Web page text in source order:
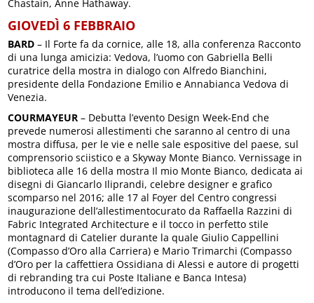
Chastain, Anne Hathaway.
GIOVEDÌ 6 FEBBRAIO
BARD – Il Forte fa da cornice, alle 18, alla conferenza Racconto
di una lunga amicizia: Vedova, l’uomo con Gabriella Belli
curatrice della mostra in dialogo con Alfredo Bianchini,
presidente della Fondazione Emilio e Annabianca Vedova di
Venezia.
COURMAYEUR – Debutta l’evento Design Week-End che
prevede numerosi allestimenti che saranno al centro di una
mostra diffusa, per le vie e nelle sale espositive del paese, sul
comprensorio sciistico e a Skyway Monte Bianco. Vernissage in
biblioteca alle 16 della mostra Il mio Monte Bianco, dedicata ai
disegni di Giancarlo Iliprandi, celebre designer e grafico
scomparso nel 2016; alle 17 al Foyer del Centro congressi
inaugurazione dell’allestimentocurato da Raffaella Razzini di
Fabric Integrated Architecture e il tocco in perfetto stile
montagnard di Catelier durante la quale Giulio Cappellini
(Compasso d’Oro alla Carriera) e Mario Trimarchi (Compasso
d’Oro per la caffettiera Ossidiana di Alessi e autore di progetti
di rebranding tra cui Poste Italiane e Banca Intesa)
introducono il tema dell’edizione.